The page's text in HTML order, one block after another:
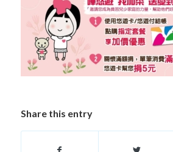
Share this entry